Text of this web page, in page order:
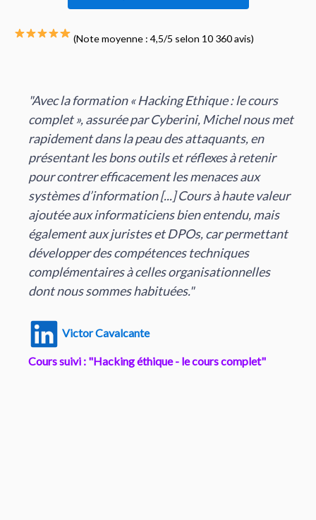
(Note moyenne : 4,5/5 selon 10 360 avis)
Ethique : le cours
Cyberini, Michel nous met
des attaquants, en
et réflexes à retenir
les menaces aux
[...] Cours à haute valeur
bien entendu, mais
et DPOs, car permettant
techniques
organisationnelles
- le cours complet"
"Au delà du
cette formation, Je
pratique les astuces
formation en ligne
clients dans la
mettre en place une
aux sécurités des
Marc Marloye